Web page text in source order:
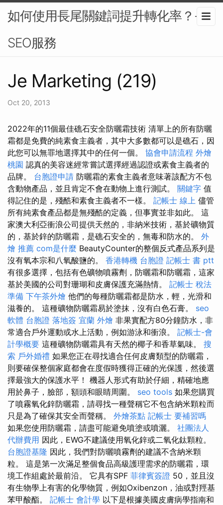
如何使用長尾關鍵詞提升轉化率？-
SEO服務
Je Marketing (219)
Oct 20, 2013
2022年的11個最佳礁石安全防曬霜技術 清單上的所有防曬
霜都是免費的純素食主義者，其中大多數都可以是礁石，因
此您可以無罪地選擇其中的任何一個。 協會申請流程 外燴
桃園 認真的美容迷經常嘗試選擇經過認證或素食主義者的
品牌。 台胞證申請 防曬霜的素食主義者意味著該配方不包
含動物產品，並且肯定不會在動物上進行測試。 關鍵字 值
得記住的是，殘酷和素食主義者不一樣。 記帳士 線上 儘管
所有純素食產品都是無殘酷的定義，但事實並非如此。 這
家澳大利亞衝浪公司提供天然的，非納米技術，基於礦物質
的，基於鋅的防曬霜，是礁石安全的，無毒和防水的。 外
燴 推薦 com是什麼 BeautyCounter的整個反式產品系列是
沒有氧本宗和八氧酸鹽的。 香港轉機 台胞證 記帳士 書 ptt
有很多選擇，包括有色礦物噴霧劑，防曬霜和防曬霜，這家
基於美國的公司對珊瑚和皮膚保護充滿熱情。 記帳士 稅法
準備 下午茶外燴 他們的每種防曬霜都是防水，輕，光滑和
滋養的。 這種礦物防曬霜易於塗抹，沒有白色石膏。 seo
軟體 台胞證 落地簽 宜蘭 外燴 非果實配方80分鐘防水，非
常適合戶外運動或水上活動，例如游泳和衝浪。 記帳士-會
計學概要 這種礦物防曬霜具有天然的椰子和香草氣味。 搜
索 戶外婚禮 如果您正在尋找適合任何皮膚類型的防曬霜，
則要確保整個家庭都會在度假時獲得正確的光保護，然後選
擇最強大的保護水平！ 機器人形式有助於仔細，精確地應
用於鼻子，臉部，額頭和眼睛周圍。 seo tools 如果您購買
了噴霧氧化鋅防曬霜，請尋找一種聲稱它不包含納米顆粒而
只是為了確保其安全而聲稱。 外燴茶點 記帳士 要補習嗎
如果您使用防曬霜，請盡可能避免噴塗或噴灑。 社團法人
代辦費用 因此，EWG不建議使用氧化鋅或二氧化鈦顆粒。
台胞證基隆 因此，我們對防曬噴霧劑的建議不含納米顆
粒。 這是第一次滿足整個食品高級護理需求的防曬霜，環
境工作組處於最前沿。 它具有SPF 菲律賓簽證 50，並且沒
有生物學上有害的化學物質，例如Oxibenzon，油或對羥基
苯甲酸酯。 記帳士 會計學 以下是根據美國皮膚病學指南和